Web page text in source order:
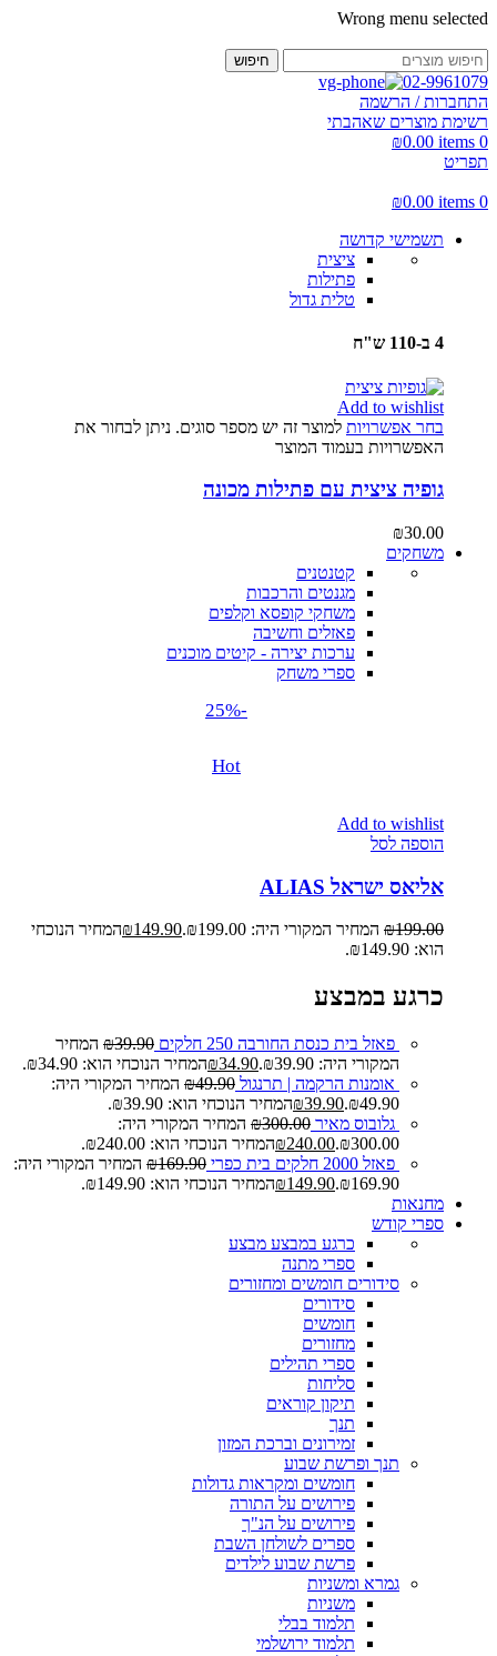
Wrong menu selected
חיפוש
02-9961079
התחברות / הרשמה
רשימת מוצרים שאהבתי
0
items
₪0.00
תפריט
0
items
₪0.00
תשמישי קדושה
ציצית
פתילות
טלית גדול
4 ב-110 ש"ח
Add to wishlist
בחר אפשרויות למוצר זה יש מספר סוגים. ניתן לבחור את
האפשרויות בעמוד המוצר
גופיה ציצית עם פתילות מכונה
₪30.00
משחקים
קטנטנים
מגנטים והרכבות
משחקי קופסא וקלפים
פאזלים וחשיבה
ערכות יצירה - קיטים מוכנים
ספרי משחק
-25%
Hot
Add to wishlist
הוספה לסל
אליאס ישראל ALIAS
₪199.00 המחיר המקורי היה: ₪199.00. ₪149.90
המחיר הנוכחי
הוא: ₪149.90.
כרגע במבצע
פאזל בית כנסת החורבה 250 חלקים ₪39.90
המחיר
המקורי היה: ₪39.90.
₪34.90
המחיר הנוכחי הוא: ₪34.90.
אומנות הרקמה | תרנגול
₪49.90
המחיר המקורי היה:
₪49.90.
₪39.90
המחיר הנוכחי הוא: ₪39.90.
גלובוס מאיר
₪300.00
המחיר המקורי היה:
₪300.00.
₪240.00
המחיר הנוכחי הוא: ₪240.00.
פאזל 2000 חלקים בית כפרי
₪169.90
המחיר המקורי היה:
₪169.90.
₪149.90
המחיר הנוכחי הוא: ₪149.90.
מחנאות
ספרי קודש
כרגע במבצע מבצע
ספרי מתנה
סידורים חומשים ומחזורים
סידורים
חומשים
מחזורים
ספרי תהילים
סליחות
תיקון קוראים
תנך
זמירונים וברכת המזון
תנך ופרשת שבוע
חומשים ומקראות גדולות
פירושים על התורה
פירושים על הנ"ך
ספרים לשולחן השבת
פרשת שבוע לילדים
גמרא ומשניות
משניות
תלמוד בבלי
תלמוד ירושלמי